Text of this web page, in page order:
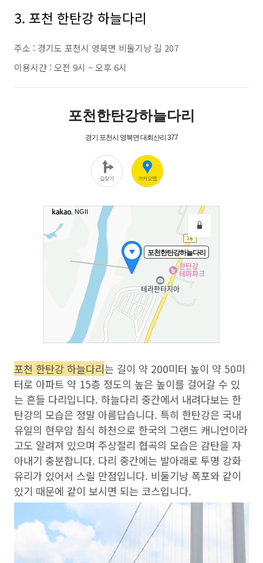
3. 포천 한탄강 하늘다리
주소 : 경기도 포천시 영북면 비둘기낭 길 207
이용시간 : 오전 9시 ~ 오후 6시
포천 한탄강 하늘다리는 길이 약 200미터 높이 약 50미
터로 아파트 약 15층 정도의 높은 높이를 걸어갈 수 있
는 흔들 다리입니다. 하늘다리 중간에서 내려다보는 한
탄강의 모습은 정말 아름답습니다. 특히 한탄강은 국내
유일의 현무암 침식 하천으로 한국의 그랜드 캐니언이라
고도 알려져 있으며 주상절리 협곡의 모습은 감탄을 자
아내기 충분합니다. 다리 중간에는 발아래로 투명 강화
유리가 있어서 스릴 만점입니다. 비둘기낭 폭포와 같이
있기 때문에 같이 보시면 되는 코스입니다.